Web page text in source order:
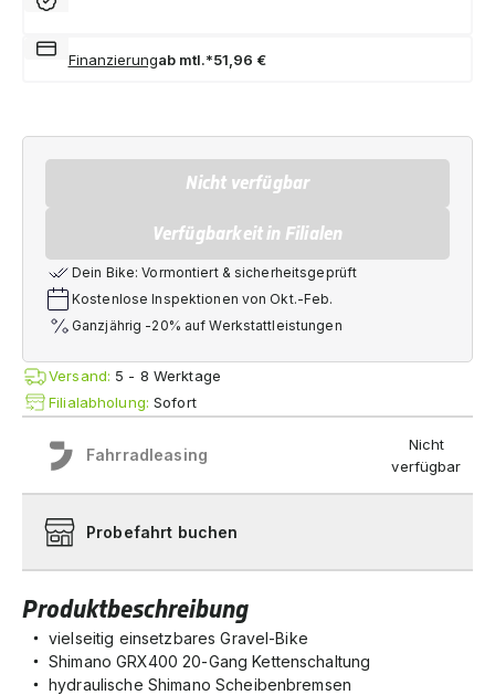
Produktbeschreibung
vielseitig einsetzbares Gravel-Bike
Shimano GRX400 20-Gang Kettenschaltung
hydraulische Shimano Scheibenbremsen
Finanzierungab mtl.*51,96 €
Nicht verfügbar
Verfügbarkeit in Filialen
Dein Bike: Vormontiert & sicherheitsgeprüft
Kostenlose Inspektionen von Okt.-Feb.
Ganzjährig -20% auf Werkstattleistungen
Versand: 5 - 8 Werktage
Filialabholung:Sofort
Fahrradleasing
Nicht
verfügbar
Probefahrt buchen